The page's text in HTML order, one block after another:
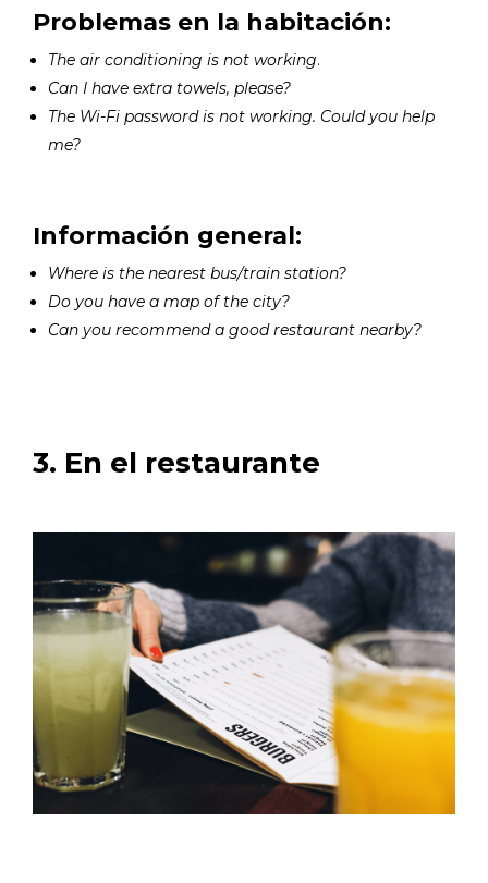
Problemas en la habitación:
The air conditioning is not working.
Can I have extra towels, please?
The Wi-Fi password is not working. Could you help
me?
Información general:
Where is the nearest bus/train station?
Do you have a map of the city?
Can you recommend a good restaurant nearby?
3. En el restaurante